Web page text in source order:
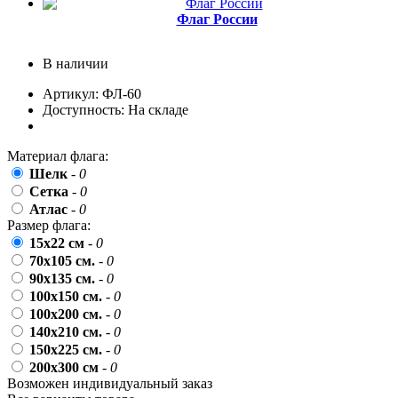
пожилых людей
19 октября, День Отца
25 октября, День Таможенника
Российской Федерации
28 октября, День Бабушек и Дедушек
Хэллоуин
4 ноября, День народного единства
7 ноября, День проведения военного
парада на Красной площади
7 ноября, День Октябрьской
революции
10 ноября, День сотрудника органов
внутренних дел РФ
13 ноября, День Войск РХБЗ
19 ноября, День Ракетных Войск и
Артиллерии
Флаг России
В наличии
Артикул: ФЛ-60
Доступность: На складе
Материал флага:
Шелк - 0
Сетка - 0
Атлас - 0
Размер флага:
15x22 см - 0
70x105 см. - 0
90x135 см. - 0
100x150 см. - 0
100x200 см. - 0
140x210 см. - 0
150x225 см. - 0
200x300 см - 0
Возможен индивидуальный заказ